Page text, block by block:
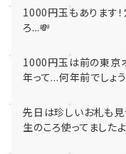
1000円玉もあります
ろ...💸
1000円玉は前の東京
年って...何年前でしょう
先日は珍しいお札も
生のころ使ってました